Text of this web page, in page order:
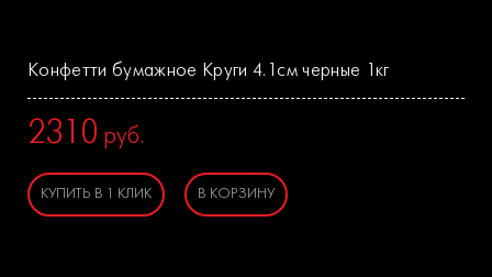
Конфетти бумажное Круги 4.1см черные 1кг
2310 руб.
КУПИТЬ В 1 КЛИК В КОРЗИНУ